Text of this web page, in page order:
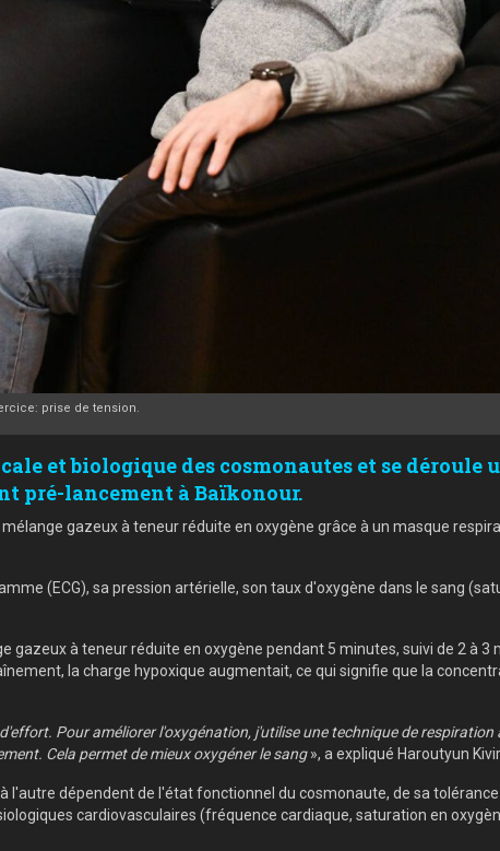
prise de tension.
et biologique des cosmonautes et se déroule
pré-lancement à Baïkonour.
gazeux à teneur réduite en oxygène grâce à un masque
(ECG), sa pression artérielle, son taux d'oxygène dans le sang
gazeux à teneur réduite en oxygène pendant 5 minutes, suivi de 2 à 3
la charge hypoxique augmentait, ce qui signifie que la
Pour améliorer l'oxygénation, j'utilise une technique de respiration
Cela permet de mieux oxygéner le sang», a expliqué Haroutyun
l'autre dépendent de l'état fonctionnel du cosmonaute, de sa
cardiovasculaires (fréquence cardiaque, saturation en